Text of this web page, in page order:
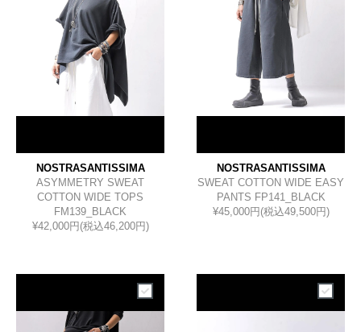
NOSTRASANTISSIMA
ASYMMETRY SWEAT
COTTON WIDE TOPS
FM139_BLACK
¥42,000円(税込46,200円)
NOSTRASANTISSIMA
SWEAT COTTON WIDE EASY
PANTS FP141_BLACK
¥45,000円(税込49,500円)